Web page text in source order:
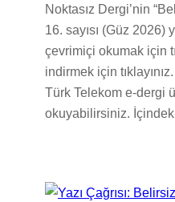
Noktasız Dergi’nin
16. sayısı (Güz 2026)
çevrimiçi okumak için
indirmek için
Türk Telekom e-dergi
okuyabilirsiniz.